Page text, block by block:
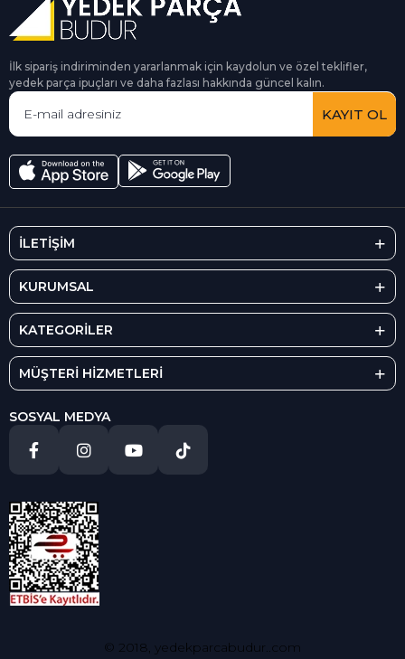
İlk sipariş indiriminden yararlanmak için kaydolun ve özel teklifler,
yedek parça ipuçları ve daha fazlası hakkında güncel kalın.
KAYIT OL
İLETİŞİM
KURUMSAL
KATEGORİLER
MÜŞTERİ HİZMETLERİ
SOSYAL MEDYA
© 2018, yedekparcabudur..com